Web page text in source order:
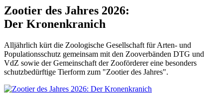
Zootier des Jahres 2026:
Der Kronenkranich
Alljährlich kürt die Zoologische Gesellschaft für Arten- und
Populationsschutz gemeinsam mit den Zooverbänden DTG und
VdZ sowie der Gemeinschaft der Zooförderer eine besonders
schutzbedürftige Tierform zum "Zootier des Jahres".